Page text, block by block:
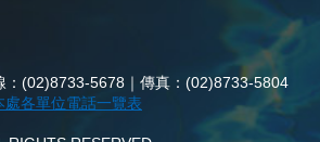
：(02)8733-5678｜傳真：(02)8733-5804
處各單位電話一覽表